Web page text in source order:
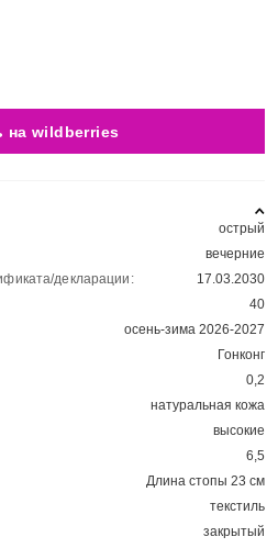
на wildberries
острый
вечерние
декларации:
17.03.2030
40
осень-зима 2026-2027
Гонконг
0,2
натуральная кожа
высокие
6,5
Длина стопы 23 см
текстиль
закрытый